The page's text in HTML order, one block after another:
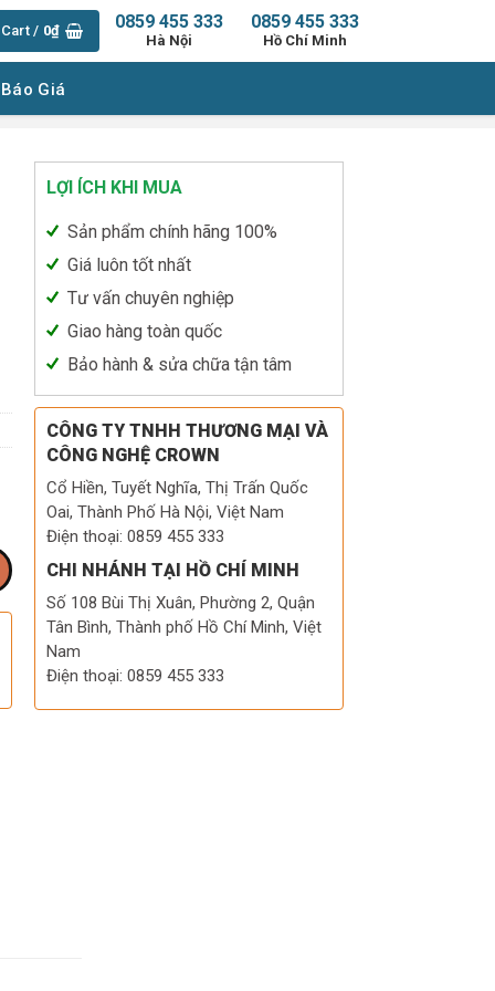
Cart / 0₫ 0859 455 333
Hồ Chí Minh
0859 455 333
Hà Nội
Giá
LỢI ÍCH KHI MUA
Sản phẩm chính hãng 100%
Giá luôn tốt nhất
Tư vấn chuyên nghiệp
Giao hàng toàn quốc
Bảo hành & sửa chữa tận tâm
CÔNG TY TNHH THƯƠNG MẠI VÀ
CÔNG NGHỆ CROWN
Cổ Hiền, Tuyết Nghĩa, Thị Trấn Quốc
Oai, Thành Phố Hà Nội, Việt Nam
Điện thoại: 0859 455 333
CHI NHÁNH TẠI HỒ CHÍ MINH
Số 108 Bùi Thị Xuân, Phường 2, Quận
Tân Bình, Thành phố Hồ Chí Minh, Việt
Nam
Điện thoại: 0859 455 333